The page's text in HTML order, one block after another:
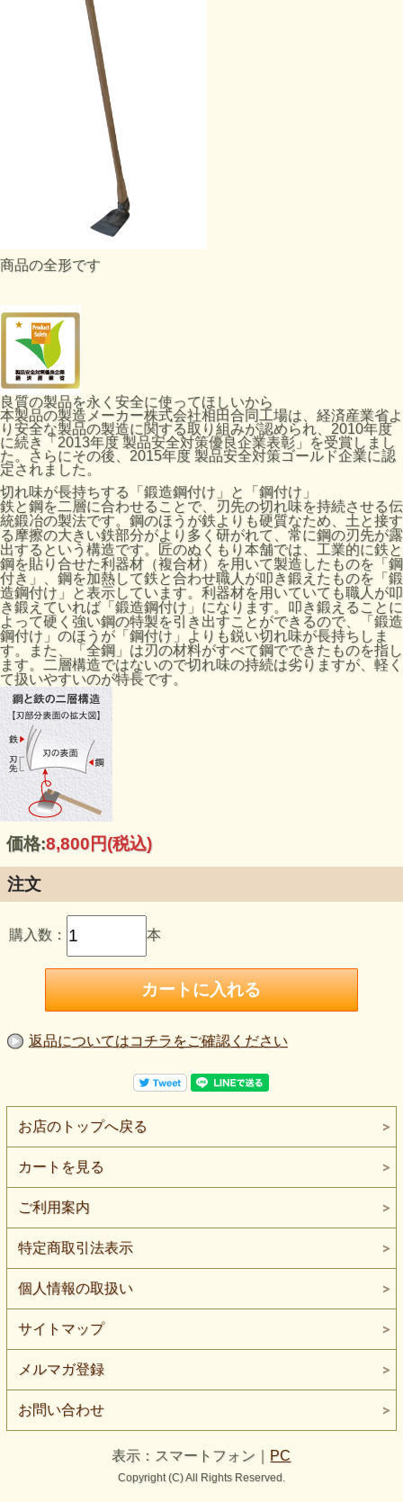
商品の全形です
良質の製品を永く安全に使ってほしいから
本製品の製造メーカー株式会社相田合同工場は、経済産業省よ
り安全な製品の製造に関する取り組みが認められ、2010年度
に続き「2013年度 製品安全対策優良企業表彰」を受賞しまし
た。さらにその後、2015年度 製品安全対策ゴールド企業に認
定されました。
切れ味が長持ちする「鍛造鋼付け」と「鋼付け」
鉄と鋼を二層に合わせることで、刃先の切れ味を持続させる伝
統鍛冶の製法です。鋼のほうが鉄よりも硬質なため、土と接す
る摩擦の大きい鉄部分がより多く研がれて、常に鋼の刃先が露
出するという構造です。匠のぬくもり本舗では、工業的に鉄と
鋼を貼り合せた利器材（複合材）を用いて製造したものを「鋼
付き」、鋼を加熱して鉄と合わせ職人が叩き鍛えたものを「鍛
造鋼付け」と表示しています。利器材を用いていても職人が叩
き鍛えていれば「鍛造鋼付け」になります。叩き鍛えることに
よって硬く強い鋼の特製を引き出すことができるので、「鍛造
鋼付け」のほうが「鋼付け」よりも鋭い切れ味が長持ちしま
す。また、「全鋼」は刃の材料がすべて鋼でできたものを指し
ます。二層構造ではないので切れ味の持続は劣りますが、軽く
て扱いやすいのが特長です。
価格:8,800円(税込)
注文
購入数： 本
返品についてはコチラをご確認ください
お店のトップへ戻る
カートを見る
ご利用案内
特定商取引法表示
個人情報の取扱い
サイトマップ
メルマガ登録
お問い合わせ
表示：スマートフォン｜ PC
Copyright (C) All Rights Reserved.